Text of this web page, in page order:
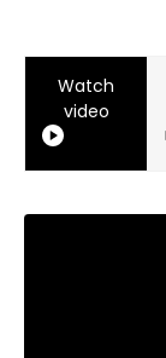
Watch
video